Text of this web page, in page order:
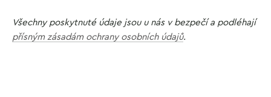
Všechny poskytnuté údaje jsou u nás v bezpečí a podléhají
přísným zásadám ochrany osobních údajů.